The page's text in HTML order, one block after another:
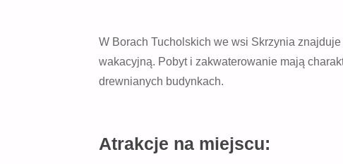
W Borach Tucholskich we wsi Skrzynia
wakacyjną. Pobyt i zakwaterowanie mają
drewnianych budynkach.
Atrakcje na miejscu: